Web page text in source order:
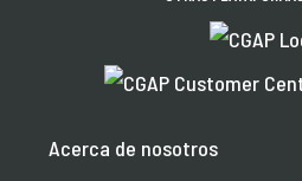
Acerca de nosotros